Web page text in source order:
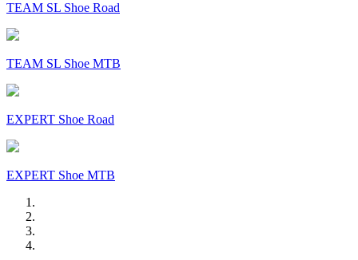
TEAM SL Shoe Road
TEAM SL Shoe MTB
EXPERT Shoe Road
EXPERT Shoe MTB